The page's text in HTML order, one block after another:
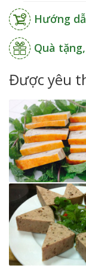
Hướng
Quà
Được yêu